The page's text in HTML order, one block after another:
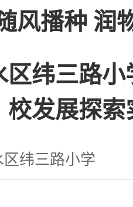
风播种 润
纬三路
校发展探索
纬三路小学